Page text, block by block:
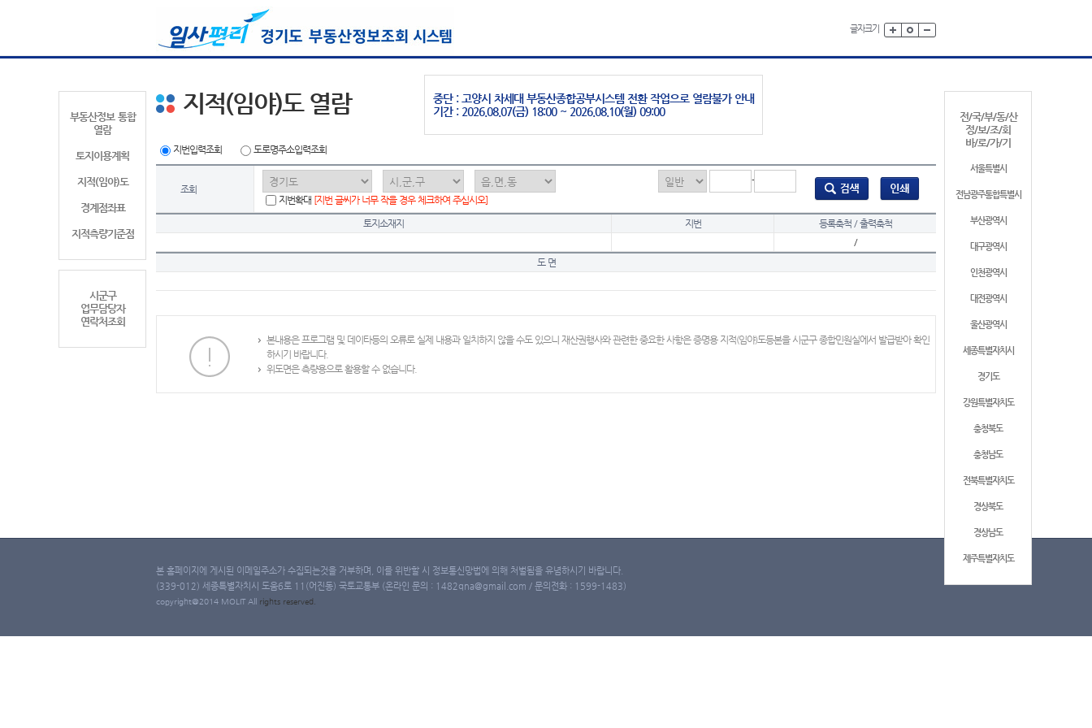
글자크기
부동산정보 통합
열람
토지이용계획
지적(임야)도
경계점좌표
지적측량기준점
시군구
업무담당자
연락처조회
전/국/부/동/산
정/보/조/회
바/로/가/기
서울특별시
전남광주통합특별시
부산광역시
대구광역시
인천광역시
대전광역시
울산광역시
세종특별자치시
경기도
강원특별자치도
충청북도
충청남도
전북특별자치도
경상북도
경상남도
제주특별자치도
중단 : 고양시 차세대 부동산종합공부시스템 전환 작업으로 열람불가 안내
기간 : 2026.08.07(금) 18:00 ~ 2026.08.10(월) 09:00
지적(임야)도 열람
지번입력조회 도로명주소입력조회
조회
-
지번확대 [지번 글씨가 너무 작을 경우 체크하여 주십시오]
토지소재지 지번
등록축척 / 출력축척
/
도 면
본내용은 프로그램 및 데이타등의 오류로 실제 내용과 일치하지 않을 수도 있으니 재산권행사와 관련한 중요한 사항은 증명용 지적(임야)도등본을 시군구 종합민원실에서 발급받아 확인
하시기 바랍니다.
위도면은 측량용으로 활용할 수 없습니다.
본 홈페이지에 게시된 이메일주소가 수집되는것을 거부하며, 이를 위반할 시 정보통신망법에 의해 처벌됨을 유념하시기 바랍니다.
(339-012) 세종특별자치시 도움6로 11(어진동) 국토교통부 (온라인 문의 : 1482qna@gmail.com / 문의전화 : 1599-1483)
copyright@2014 MOLIT All rights reserved.